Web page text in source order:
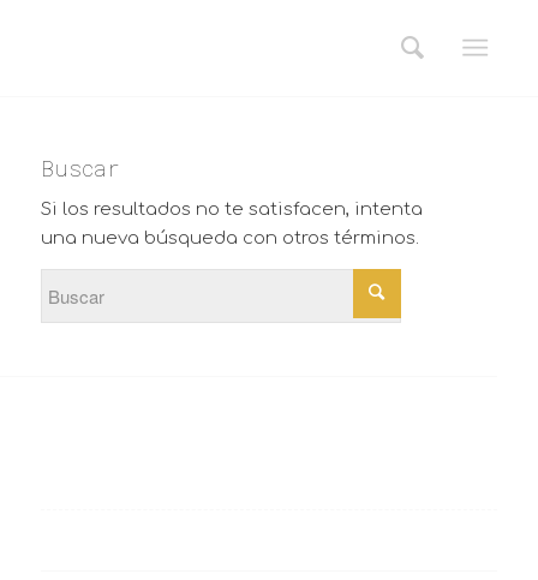
Buscar
Si los resultados no te satisfacen, intenta
una nueva búsqueda con otros términos.